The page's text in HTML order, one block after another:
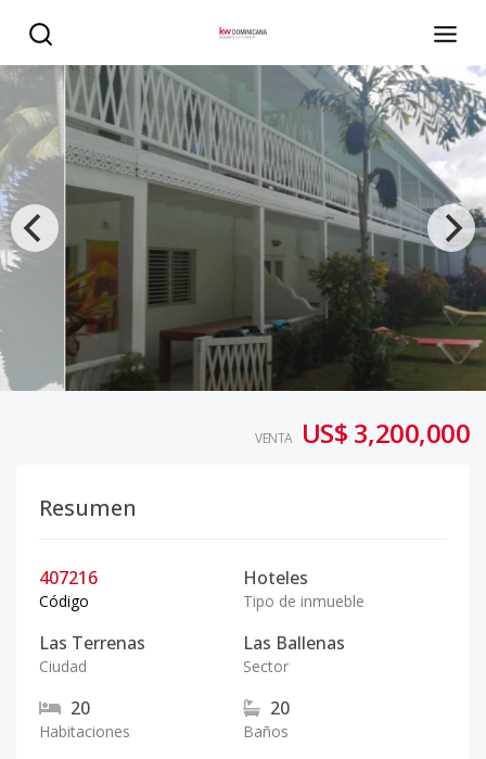
VENTA US$ 3,200,000
Resumen
407216
Código
Hoteles
Tipo de inmueble
Las Terrenas
Ciudad
Las Ballenas
Sector
20
Habitaciones
20
Baños